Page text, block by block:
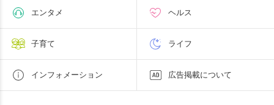
エンタメ ヘルス
子育て ライフ
インフォメーション 広告掲載について